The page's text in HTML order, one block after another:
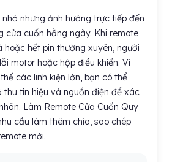
nhưng ảnh hưởng trực tiếp đến
cửa cuốn hằng ngày. Khi remote
hoặc hết pin thường xuyên, người
motor hoặc hộp điều khiển. Vì
các linh kiện lớn, bạn có thể
thu tín hiệu và nguồn điện để xác
Làm Remote Cửa Cuốn Quy
cầu làm thêm chìa, sao chép
mới.